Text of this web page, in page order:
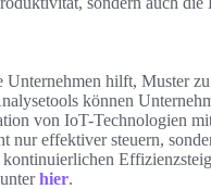
hilft, Muster
können
von IoT-Technologien
effektiver steuern,
hier.